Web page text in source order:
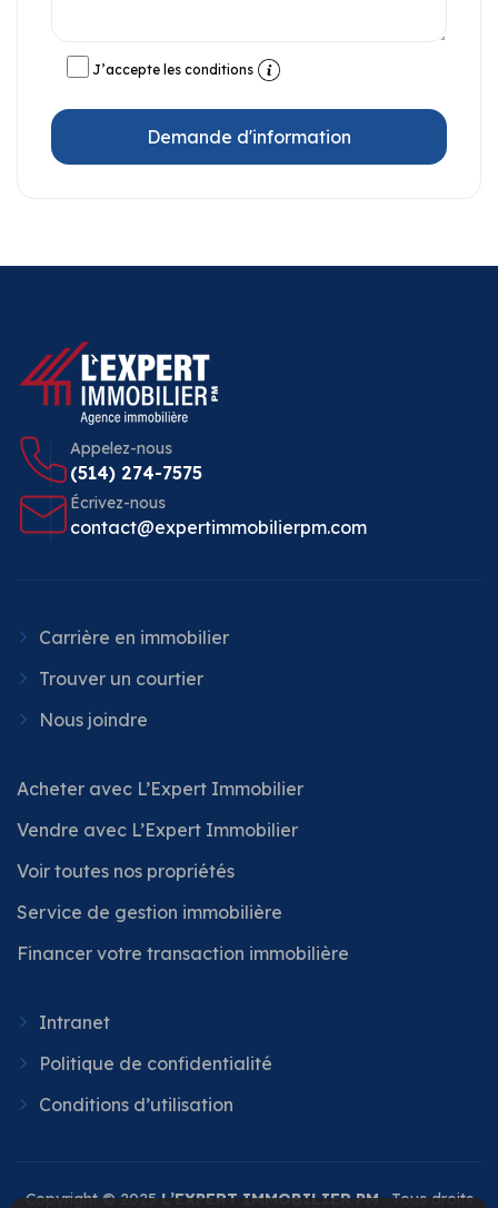
J’accepte les conditions
Demande d'information
Appelez-nous
(514) 274-7575
Écrivez-nous
contact@expertimmobilierpm.com
Carrière en immobilier
Trouver un courtier
Nous joindre
Acheter avec L’Expert Immobilier
Vendre avec L’Expert Immobilier
Voir toutes nos propriétés
Service de gestion immobilière
Financer votre transaction immobilière
Intranet
Politique de confidentialité
Conditions d’utilisation
Copyright © 2025L’EXPERT IMMOBILIER PM. Tous droits